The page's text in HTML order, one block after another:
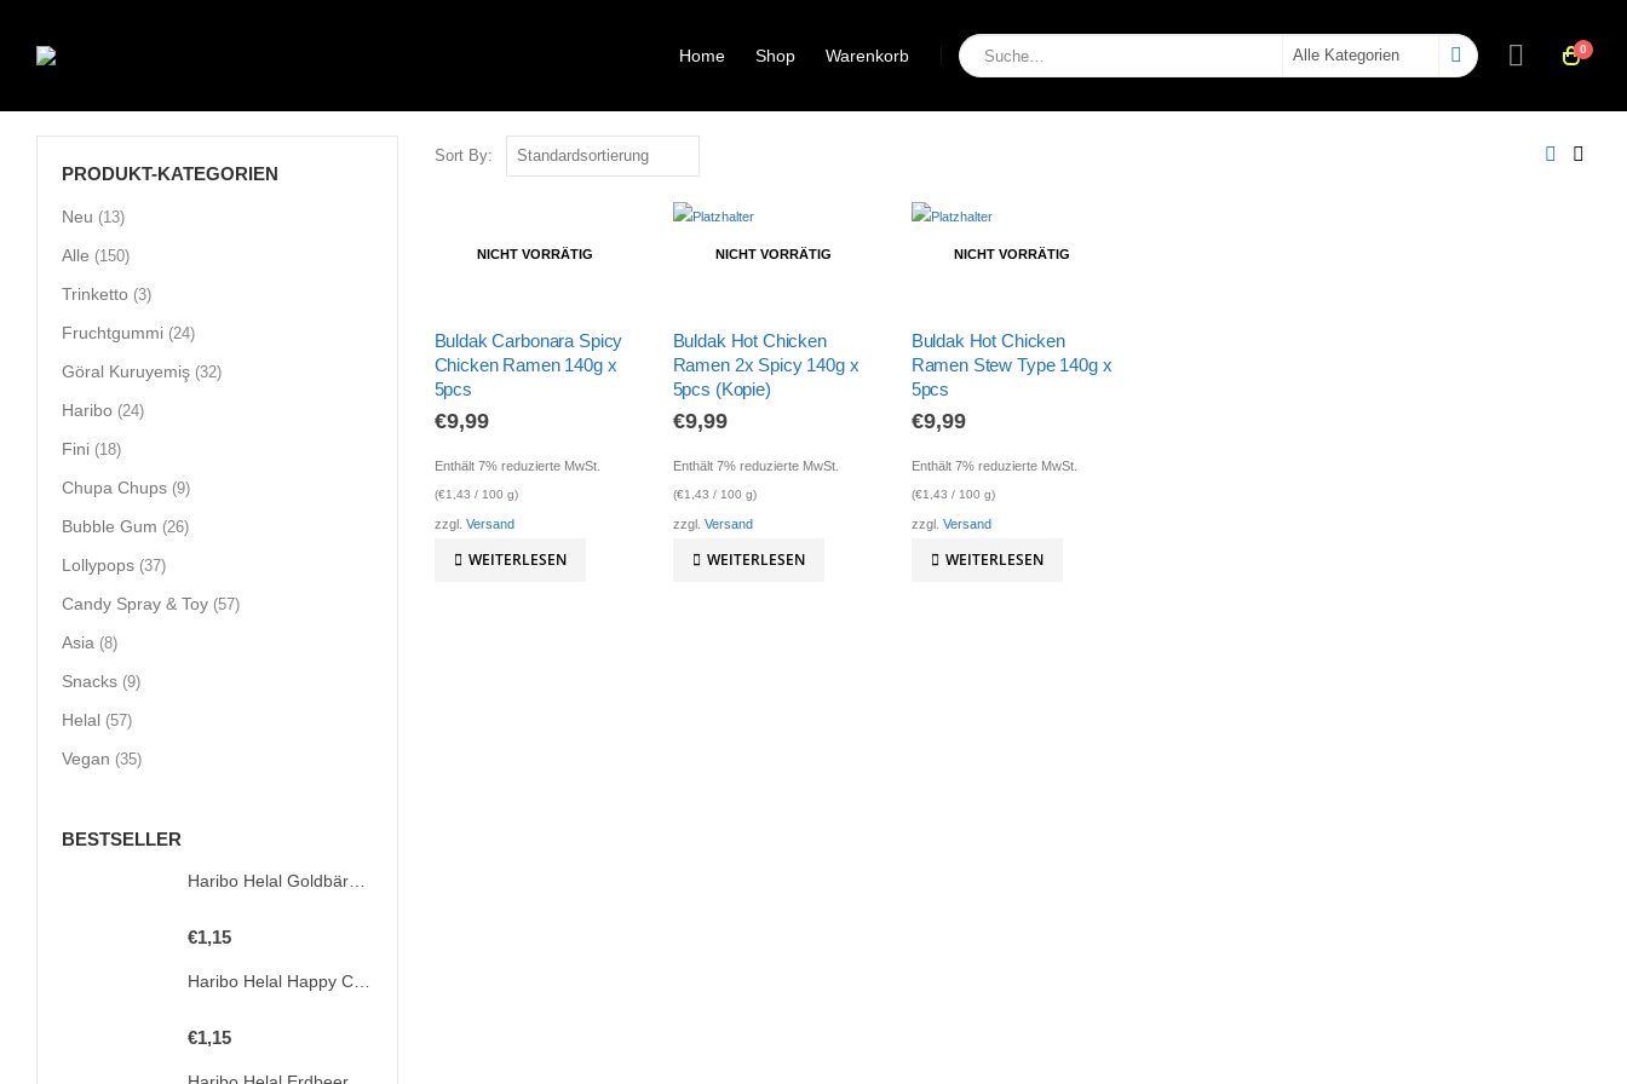
Home Shop Warenkorb 0
Sort By:
NICHT VORRÄTIG
Buldak Carbonara Spicy
Chicken Ramen 140g x
5pcs
€9,99
Enthält 7% reduzierte MwSt.
(€1,43 / 100 g)
zzgl. Versand
WEITERLESEN
NICHT VORRÄTIG
Buldak Hot Chicken
Ramen 2x Spicy 140g x
5pcs (Kopie)
€9,99
Enthält 7% reduzierte MwSt.
(€1,43 / 100 g)
zzgl. Versand
WEITERLESEN
NICHT VORRÄTIG
Buldak Hot Chicken
Ramen Stew Type 140g x
5pcs
€9,99
Enthält 7% reduzierte MwSt.
(€1,43 / 100 g)
zzgl. Versand
WEITERLESEN
PRODUKT-KATEGORIEN
Neu (13)
Alle (150)
Trinketto (3)
Fruchtgummi (24)
Göral Kuruyemiş (32)
Haribo (24)
Fini (18)
Chupa Chups (9)
Bubble Gum (26)
Lollypops (37)
Candy Spray & Toy (57)
Asia (8)
Snacks (9)
Helal (57)
Vegan (35)
BESTSELLER
Haribo Helal Goldbären 100g
0out of 5
€1,15
Haribo Helal Happy Cherries 100g
0out of 5
€1,15